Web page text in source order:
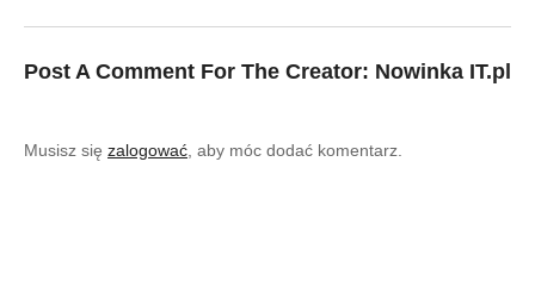
Post A Comment For The Creator: Nowinka IT.pl
Musisz się zalogować , aby móc dodać komentarz.